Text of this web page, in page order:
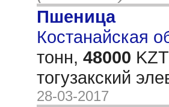
Пшеница
Костанайская
тонн, 48000
тогузакский
28-03-2017